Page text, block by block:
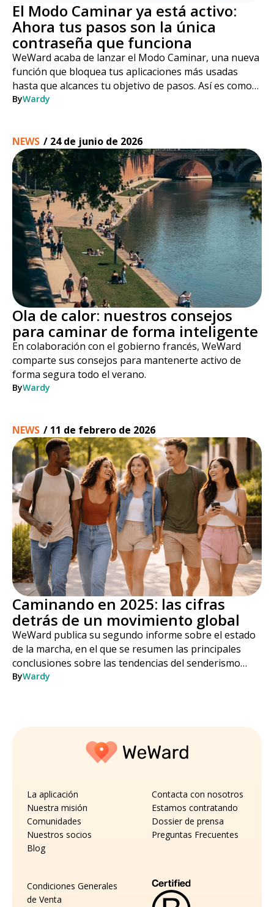
El Modo Caminar ya está activo:
Ahora tus pasos son la única
contraseña que funciona
WeWard acaba de lanzar el Modo Caminar, una nueva
función que bloquea tus aplicaciones más usadas
hasta que alcances tu objetivo de pasos. Así es como
funciona, paso a paso.
ByWardy
NEWS / 24 de junio de 2026
Ola de calor: nuestros consejos
para caminar de forma inteligente
En colaboración con el gobierno francés, WeWard
comparte sus consejos para mantenerte activo de
forma segura todo el verano.
ByWardy
NEWS / 11 de febrero de 2026
Caminando en 2025: las cifras
detrás de un movimiento global
WeWard publica su segundo informe sobre el estado
de la marcha, en el que se resumen las principales
conclusiones sobre las tendencias del senderismo
entre enero y diciembre de 2025.
ByWardy
La aplicación
Nuestra misión
Comunidades
Nuestros socios
Blog
Contacta con nosotros
Estamos contratando
Dossier de prensa
Preguntas Frecuentes
Condiciones Generales
de Venta